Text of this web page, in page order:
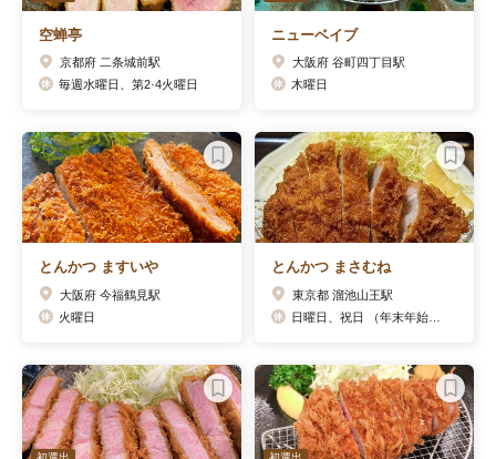
空蝉亭
京都府 二条城前駅
毎週水曜日、第2·4火曜日
ニューベイブ
大阪府 谷町四丁目駅
木曜日
とんかつ ますいや
大阪府 今福鶴見駅
火曜日
とんかつ まさむね
東京都 溜池山王駅